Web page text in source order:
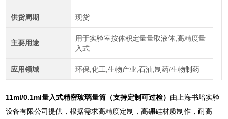
供货周期 现货
主要用途
用于实验室按体积定量量取液体,高精度量
入式
应用领域 环保,化工,生物产业,石油,制药/生物制药
11ml/0.1ml量入式精密玻璃量筒（支持定制可过检） 由上海书培实验
设备有限公司提供，根据需求高精度定制，高硼硅材质制作，耐高